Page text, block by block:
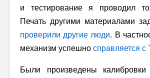
и тестирование я проводил
Печать другими материалами
проверили другие люди. В
механизм успешно справляется с
Были произведены калибровки